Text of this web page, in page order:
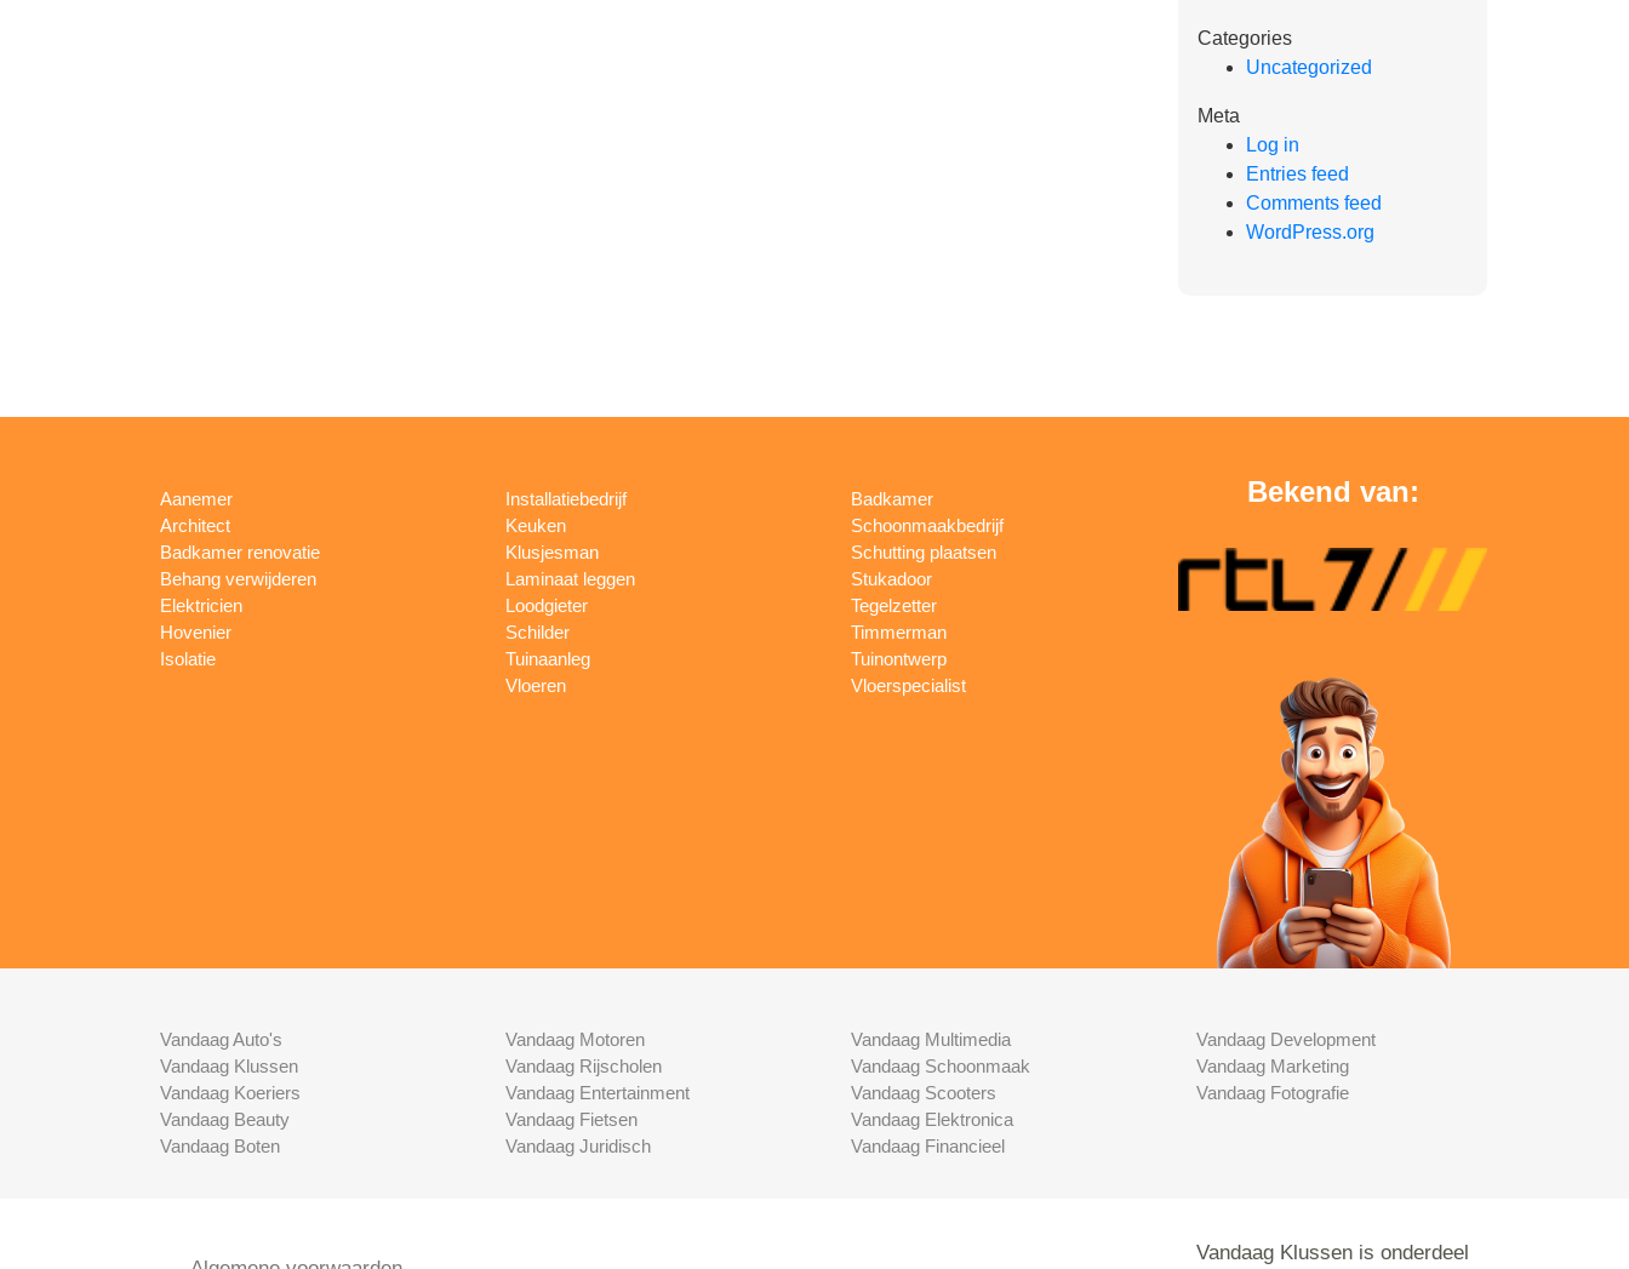
Categories
Uncategorized
Meta
Log in
Entries feed
Comments feed
WordPress.org
Aanemer
Architect
Badkamer renovatie
Behang verwijderen
Elektricien
Hovenier
Isolatie
Installatiebedrijf
Keuken
Klusjesman
Laminaat leggen
Loodgieter
Schilder
Tuinaanleg
Vloeren
Badkamer
Schoonmaakbedrijf
Schutting plaatsen
Stukadoor
Tegelzetter
Timmerman
Tuinontwerp
Vloerspecialist
Bekend van:
Vandaag Auto's
Vandaag Klussen
Vandaag Koeriers
Vandaag Beauty
Vandaag Boten
Vandaag Motoren
Vandaag Rijscholen
Vandaag Entertainment
Vandaag Fietsen
Vandaag Juridisch
Vandaag Multimedia
Vandaag Schoonmaak
Vandaag Scooters
Vandaag Elektronica
Vandaag Financieel
Vandaag Development
Vandaag Marketing
Vandaag Fotografie
Vandaag Klussen is onderdeel